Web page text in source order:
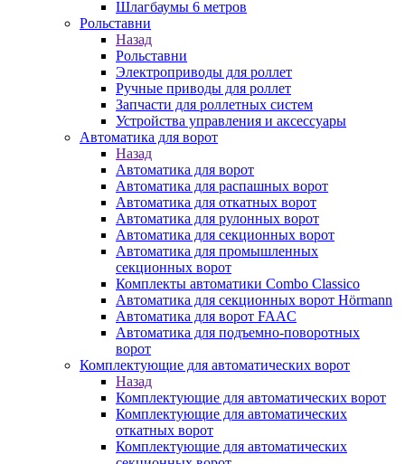
Шлагбаумы 6 метров
Рольставни
Назад
Рольставни
Электроприводы для роллет
Ручные приводы для роллет
Запчасти для роллетных систем
Устройства управления и аксессуары
Автоматика для ворот
Назад
Автоматика для ворот
Автоматика для распашных ворот
Автоматика для откатных ворот
Автоматика для рулонных ворот
Автоматика для секционных ворот
Автоматика для промышленных
секционных ворот
Комплекты автоматики Combo Classico
Автоматика для секционных ворот Hörmann
Автоматика для ворот FAAC
Автоматика для подъемно-поворотных
ворот
Комплектующие для автоматических ворот
Назад
Комплектующие для автоматических ворот
Комплектующие для автоматических
откатных ворот
Комплектующие для автоматических